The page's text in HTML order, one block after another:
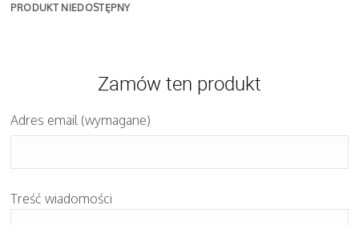
PRODUKT NIEDOSTĘPNY
Zamów ten produkt
Adres email (wymagane)
Treść wiadomości